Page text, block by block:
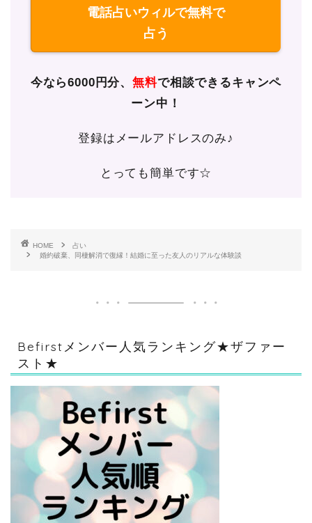
電話占いウィルで無料で
占う
今なら6000円分、無料で相談できるキャンペ
ーン中！
登録はメールアドレスのみ♪
とっても簡単です☆
HOME
占い
婚約破棄、同棲解消で復縁！結婚に至った友人のリアルな体験談
Befirstメンバー人気ランキング★ザファー
スト★